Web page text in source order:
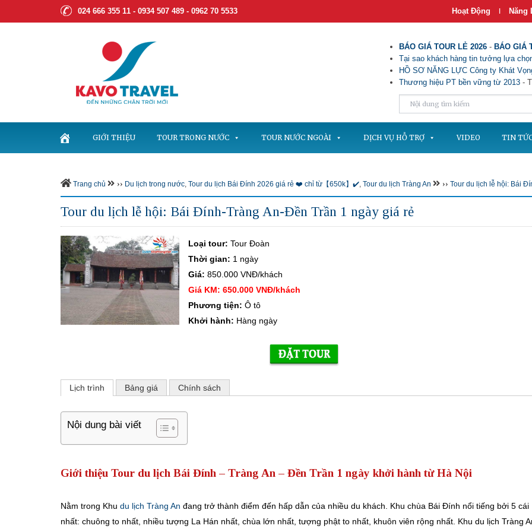
024 666 355 11 - 0934 507 489 - 0962 70 5533 Hoạt Động | Năng
BÁO GIÁ TOUR LẺ 2026 - BÁO GIÁ
Tại sao khách hàng tin tưởng lựa
HỒ SƠ NĂNG LỰC Công ty Khát
Thương hiệu PT bền vững từ 2013 -
GIỚI THIỆU TOUR TRONG NƯỚC TOUR NƯỚC NGOÀI DỊCH VỤ HỖ TRỢ VIDEO TIN
Trang chủ ›› Du lịch trong nước, Tour du lịch Bái Đính 2026 giá rẻ ❤️ chỉ từ【650k】✔️, Tour du lịch Tràng An ›› Tour du lịch lễ hội: Bái
Tour du lịch lễ hội: Bái Đính-Tràng An-Đền Trần 1 ngày giá rẻ
Loại tour: Tour Đoàn
Thời gian: 1 ngày
Giá: 850.000 VNĐ/khách
Giá KM: 650.000 VNĐ/khách
Phương tiện: Ô tô
Khởi hành: Hàng ngày
Lịch trình Bảng giá Chính sách
Nội dung bài viết
Giới thiệu Tour du lịch Bái Đính – Tràng An – Đền Trần 1 ngày khởi hành từ Hà Nội
Nằm trong Khu du lịch Tràng An đang trở thành điểm đến hấp dẫn của nhiều du khách. Khu chùa Bái Đính nổi tiếng bởi 5 cái
nhất: chuông to nhất, nhiều tượng La Hán nhất, chùa lớn nhất, tượng phật to nhất, khuôn viên rộng nhất. Khu du lịch Tràng